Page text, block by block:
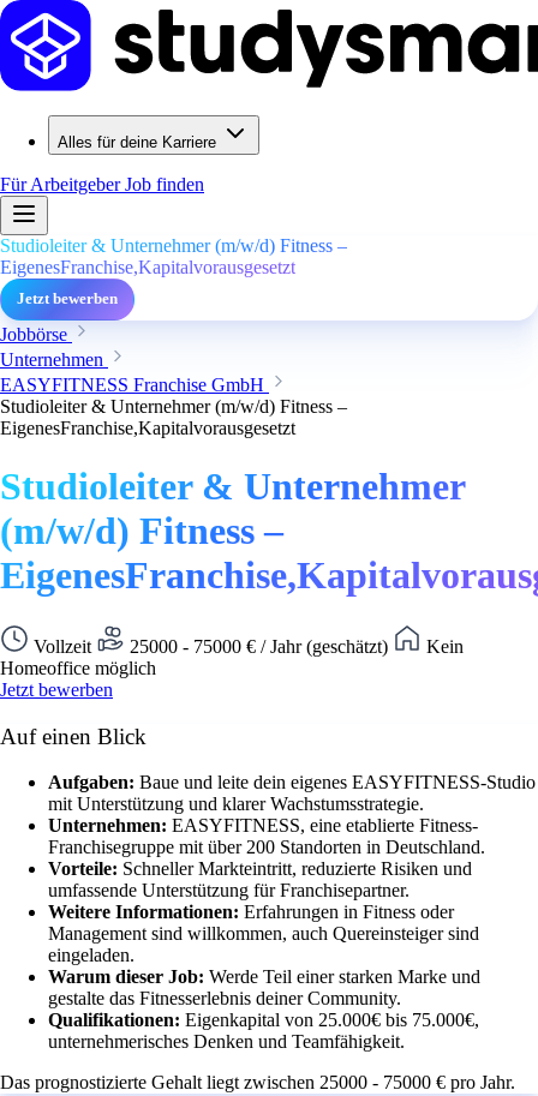
Alles für deine Karriere
Für ArbeitgeberJob finden
Studioleiter & Unternehmer (m/w/d) Fitness –
EigenesFranchise,Kapitalvorausgesetzt
Jetzt bewerben
Jobbörse
Unternehmen
EASYFITNESS Franchise GmbH
Studioleiter & Unternehmer (m/w/d) Fitness –
EigenesFranchise,Kapitalvorausgesetzt
Studioleiter & Unternehmer
(m/w/d) Fitness –
Vollzeit 25000 - 75000 € / Jahr (geschätzt)
Kein
Homeoffice möglich
Jetzt bewerben
Auf einen Blick
Aufgaben: Baue und leite dein eigenes EASYFITNESS-Studio
mit Unterstützung und klarer Wachstumsstrategie.
Unternehmen: EASYFITNESS, eine etablierte Fitness-
Franchisegruppe mit über 200 Standorten in Deutschland.
Vorteile: Schneller Markteintritt, reduzierte Risiken und
umfassende Unterstützung für Franchisepartner.
Weitere Informationen: Erfahrungen in Fitness oder
Management sind willkommen, auch Quereinsteiger sind
eingeladen.
Warum dieser Job: Werde Teil einer starken Marke und
gestalte das Fitnesserlebnis deiner Community.
Qualifikationen: Eigenkapital von 25.000€ bis 75.000€,
unternehmerisches Denken und Teamfähigkeit.
Das prognostizierte Gehalt liegt zwischen 25000 - 75000 € pro Jahr.